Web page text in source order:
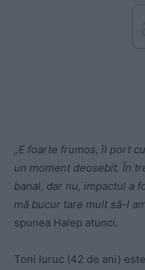
„E foarte frumos, îl port
un moment deosebit. În
banal, dar nu, impactul a
mă bucur tare mult să-l
spunea Halep atunci.
Toni Iuruc (42 de ani)